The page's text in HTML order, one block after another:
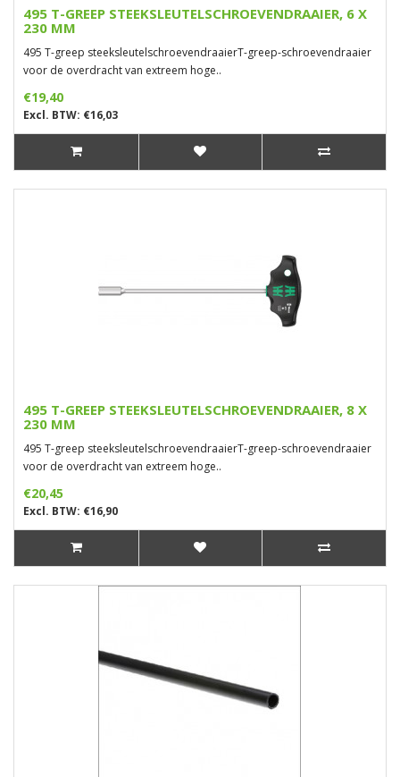
495 T-GREEP STEEKSLEUTELSCHROEVENDRAAIER, 6 X
230 MM
495 T-greep steeksleutelschroevendraaierT-greep-schroevendraaier
voor de overdracht van extreem hoge..
€19,40
Excl. BTW: €16,03
495 T-GREEP STEEKSLEUTELSCHROEVENDRAAIER, 8 X
230 MM
495 T-greep steeksleutelschroevendraaierT-greep-schroevendraaier
voor de overdracht van extreem hoge..
€20,45
Excl. BTW: €16,90